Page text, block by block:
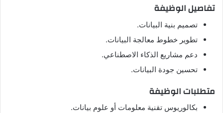
تفاصيل الوظيفة
تصميم بنية البيانات.
تطوير خطوط معالجة البيانات.
دعم مشاريع الذكاء الاصطناعي.
تحسين جودة البيانات.
متطلبات الوظيفة
بكالوريوس تقنية معلومات أو علوم بيانات.